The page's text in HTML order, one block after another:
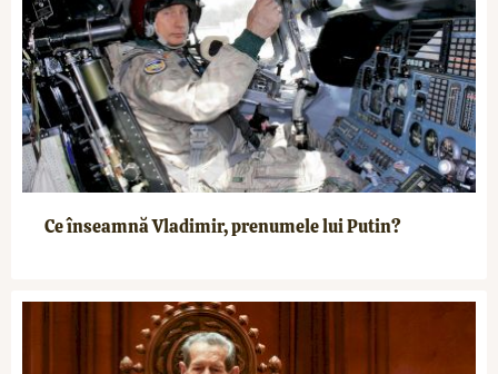
Ce înseamnă Vladimir, prenumele lui Putin?